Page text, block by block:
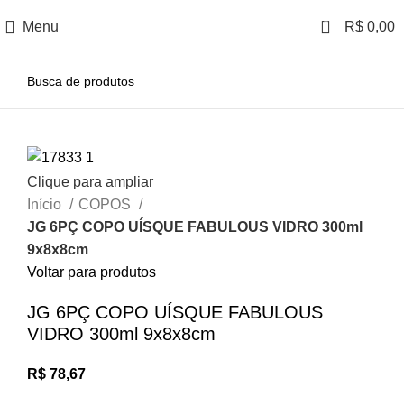
Menu 0 R$ 0,00
Clique para ampliar
Início
COPOS
JG 6PÇ COPO UÍSQUE FABULOUS VIDRO 300ml
9x8x8cm
Voltar para produtos
JG 6PÇ COPO UÍSQUE FABULOUS
VIDRO 300ml 9x8x8cm
R$ 78,67